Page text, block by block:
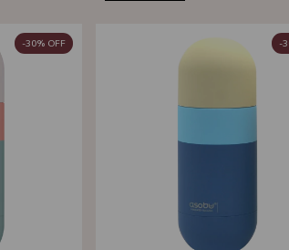
-30% OFF -